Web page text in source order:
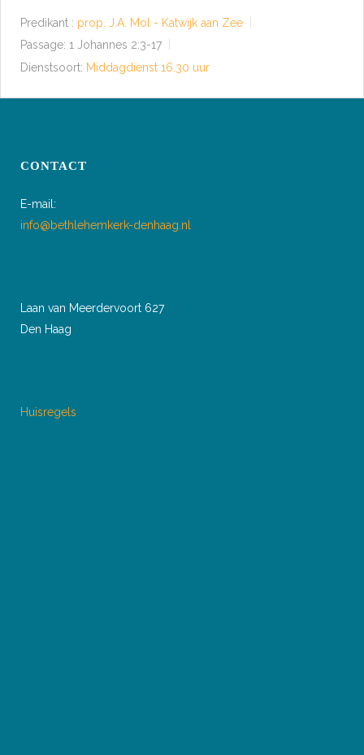
Predikant : prop. J.A. Mol - Katwijk aan Zee
Passage: 1 Johannes 2:3-17
Dienstsoort: Middagdienst 16.30 uur
CONTACT
E-mail:
info@bethlehemkerk-denhaag.nl
Laan van Meerdervoort 627
Den Haag
Huisregels